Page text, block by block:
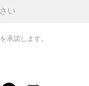
を承諾します。